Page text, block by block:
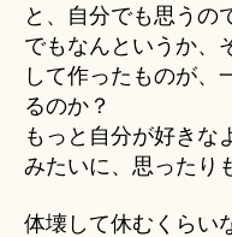
と、自分でも思うの
でもなんというか、
して作ったものが、
るのか？
もっと自分が好きな
みたいに、思ったり
体壊して休むくらい